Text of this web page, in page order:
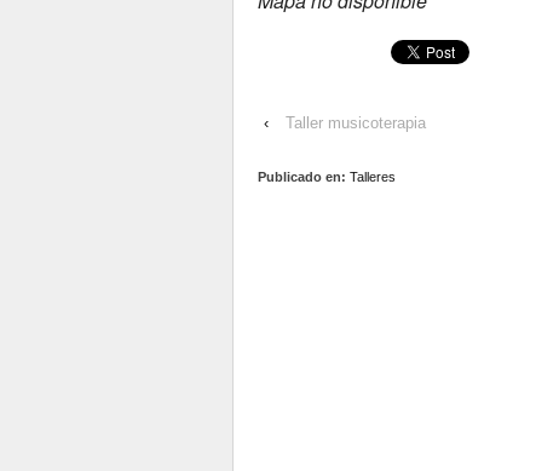
‹ Taller musicoterapia
Publicado en: Talleres